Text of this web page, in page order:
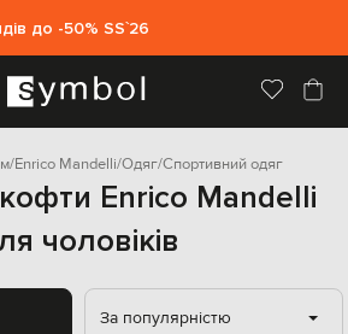
до -50% SS`26
Enrico Mandelli Одяг Спортивний одяг
Enrico Mandelli
чоловіків
За популярністю